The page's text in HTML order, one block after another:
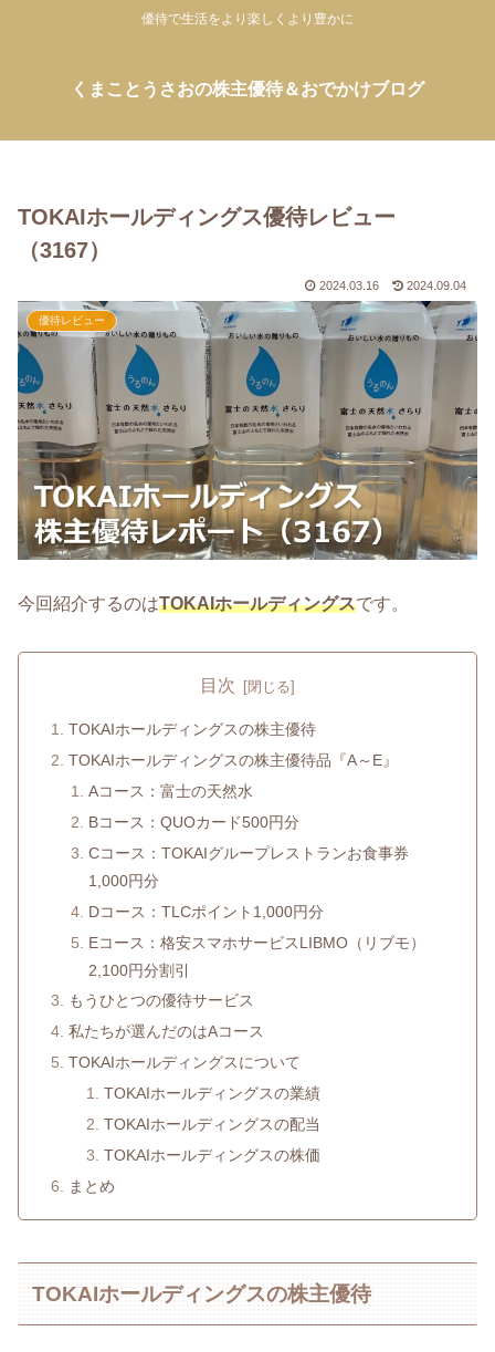
優待で生活をより楽しくより豊かに
くまことうさおの株主優待＆おでかけブログ
TOKAIホールディングス優待レビュー
（3167）
2024.03.16 2024.09.04
優待レビュー
今回紹介するのはTOKAIホールディングスです。
目次
TOKAIホールディングスの株主優待
TOKAIホールディングスの株主優待品『A～E』
Aコース：富士の天然水
Bコース：QUOカード500円分
Cコース：TOKAIグループレストランお食事券
1,000円分
Dコース：TLCポイント1,000円分
Eコース：格安スマホサービスLIBMO（リブモ）
2,100円分割引
もうひとつの優待サービス
私たちが選んだのはAコース
TOKAIホールディングスについて
TOKAIホールディングスの業績
TOKAIホールディングスの配当
TOKAIホールディングスの株価
まとめ
TOKAIホールディングスの株主優待